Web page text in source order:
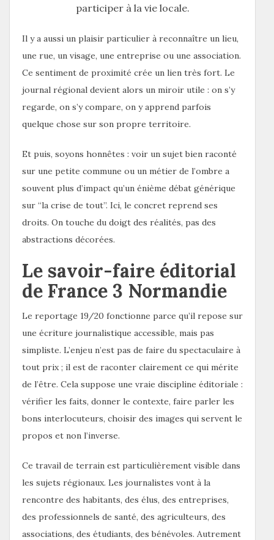
participer à la vie locale.
Il y a aussi un plaisir particulier à reconnaître un lieu,
une rue, un visage, une entreprise ou une association.
Ce sentiment de proximité crée un lien très fort. Le
journal régional devient alors un miroir utile : on s’y
regarde, on s’y compare, on y apprend parfois
quelque chose sur son propre territoire.
Et puis, soyons honnêtes : voir un sujet bien raconté
sur une petite commune ou un métier de l’ombre a
souvent plus d’impact qu’un énième débat générique
sur “la crise de tout”. Ici, le concret reprend ses
droits. On touche du doigt des réalités, pas des
abstractions décorées.
Le savoir-faire éditorial
de France 3 Normandie
Le reportage 19/20 fonctionne parce qu’il repose sur
une écriture journalistique accessible, mais pas
simpliste. L’enjeu n’est pas de faire du spectaculaire à
tout prix ; il est de raconter clairement ce qui mérite
de l’être. Cela suppose une vraie discipline éditoriale :
vérifier les faits, donner le contexte, faire parler les
bons interlocuteurs, choisir des images qui servent le
propos et non l’inverse.
Ce travail de terrain est particulièrement visible dans
les sujets régionaux. Les journalistes vont à la
rencontre des habitants, des élus, des entreprises,
des professionnels de santé, des agriculteurs, des
associations, des étudiants, des bénévoles. Autrement